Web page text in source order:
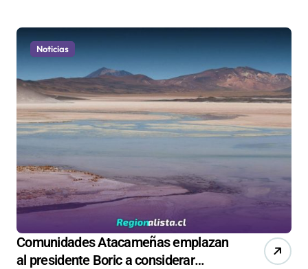
Noticias
Comunidades Atacameñas emplazan
al presidente Boric a considerar